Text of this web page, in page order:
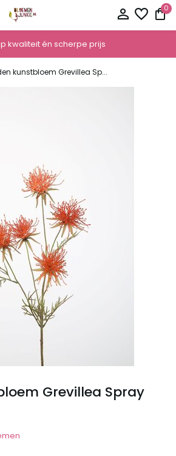
0
kwaliteit én scherpe prijs
kunstbloem Grevillea Sp...
Grevillea Spray